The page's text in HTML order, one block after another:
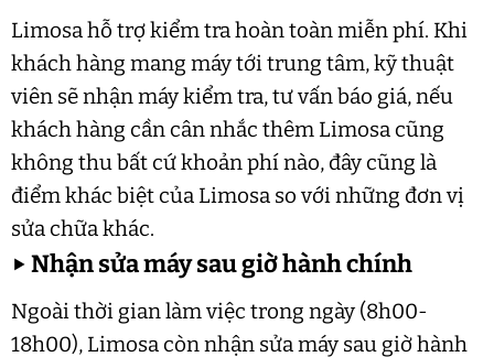
Limosa hỗ trợ kiểm tra hoàn toàn miễn phí. Khi
khách hàng mang máy tới trung tâm, kỹ thuật
viên sẽ nhận máy kiểm tra, tư vấn báo giá, nếu
khách hàng cần cân nhắc thêm Limosa cũng
không thu bất cứ khoản phí nào, đây cũng là
điểm khác biệt của Limosa so với những đơn vị
sửa chữa khác.
▶Nhận sửa máy sau giờ hành chính
Ngoài thời gian làm việc trong ngày (8h00-
18h00), Limosa còn nhận sửa máy sau giờ hành